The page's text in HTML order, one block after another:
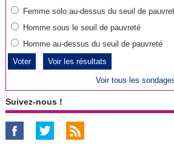
Femme solo au-dessus du seuil de
Homme sous le seuil de pauvreté
Homme au-dessus du seuil de pauvreté
Voir les résultats
Voir tous les
Suivez-nous !